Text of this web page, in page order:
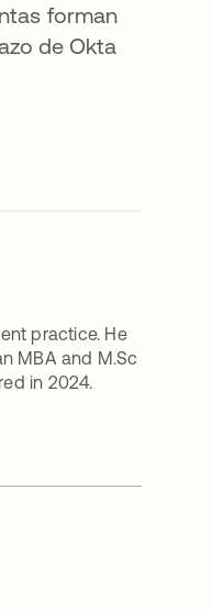
forman
de Okta
practice. He
MBA and M.Sc
in 2024.